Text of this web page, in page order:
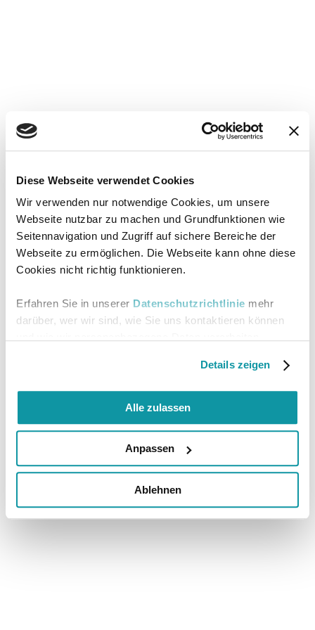
Diese Webseite verwendet Cookies
Wir verwenden nur notwendige Cookies, um unsere
Webseite nutzbar zu machen und Grundfunktionen wie
Seitennavigation und Zugriff auf sichere Bereiche der
Webseite zu ermöglichen. Die Webseite kann ohne diese
Cookies nicht richtig funktionieren.
Erfahren Sie in unserer Datenschutzrichtlinie mehr
darüber, wer wir sind, wie Sie uns kontaktieren können
Details zeigen
Alle zulassen
Anpassen
Ablehnen